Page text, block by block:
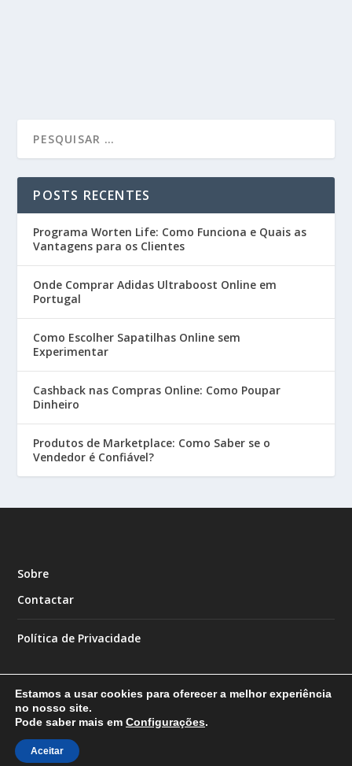
POSTS RECENTES
Programa Worten Life: Como Funciona e Quais as
Vantagens para os Clientes
Onde Comprar Adidas Ultraboost Online em
Portugal
Como Escolher Sapatilhas Online sem
Experimentar
Cashback nas Compras Online: Como Poupar
Dinheiro
Produtos de Marketplace: Como Saber se o
Vendedor é Confiável?
Sobre
Contactar
Política de Privacidade
Designed by
Estamos a usar cookies para oferecer a melhor experiência
no nosso site.
Pode saber mais em Configurações.
Aceitar